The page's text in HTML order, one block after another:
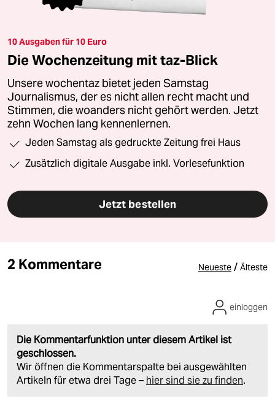
10 Ausgaben für 10 Euro
Die Wochenzeitung mit taz-Blick
Unsere wochentaz bietet jeden Samstag
Journalismus, der es nicht allen recht macht und
Stimmen, die woanders nicht gehört werden. Jetzt
zehn Wochen lang kennenlernen.
Jeden Samstag als gedruckte Zeitung frei Haus
Zusätzlich digitale Ausgabe inkl. Vorlesefunktion
Jetzt bestellen
2 Kommentare Neueste / Älteste
Die Kommentarfunktion unter diesem Artikel ist
geschlossen.
Wir öffnen die Kommentarspalte bei ausgewählten
Artikeln für etwa drei Tage – hier sind sie zu finden.
einloggen